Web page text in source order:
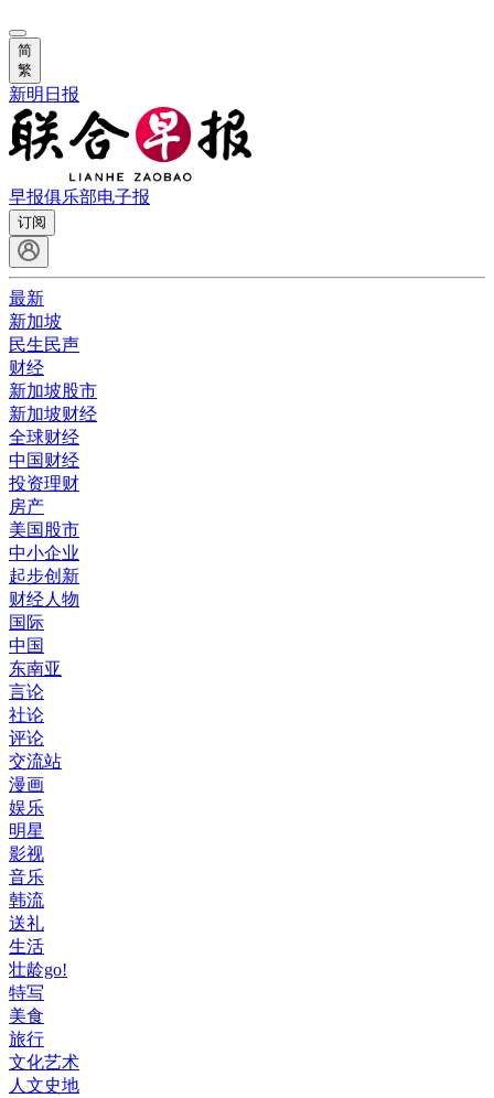
简
繁
新明日报
早报俱乐部电子报
订阅
最新
新加坡
民生民声
财经
新加坡股市
新加坡财经
全球财经
中国财经
投资理财
房产
美国股市
中小企业
起步创新
财经人物
国际
中国
东南亚
言论
社论
评论
交流站
漫画
娱乐
明星
影视
音乐
韩流
送礼
生活
壮龄go!
特写
美食
旅行
文化艺术
人文史地